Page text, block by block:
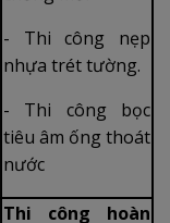
- Thi công nẹp
nhựa trét tường.
- Thi công bọc
tiêu âm ống thoát
nước
Thi công hoàn